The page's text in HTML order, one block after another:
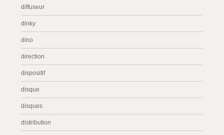
diffuseur
dinky
dino
direction
dispositif
disque
disques
distribution